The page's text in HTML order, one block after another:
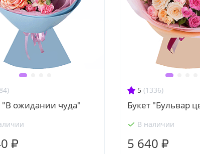
"В ожидании чуда"
₽
5 (1336)
Букет "Бульвар
В наличии
5 640 ₽